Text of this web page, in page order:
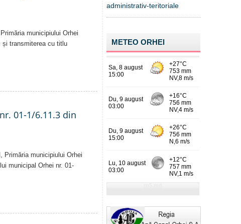
municipiului Orhei
și transmiterea cu titlu
01-1/6.11.3 din
Primăria municipiului Orhei
municipal Orhei nr. 01-
administrativ-teritoriale
METEO ORHEI